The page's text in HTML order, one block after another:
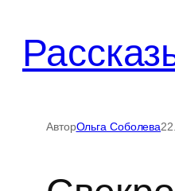
содержимому
АвторОльга Соболева